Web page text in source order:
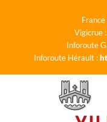
Vigicrue :
Inforoute
Inforoute Hérault :